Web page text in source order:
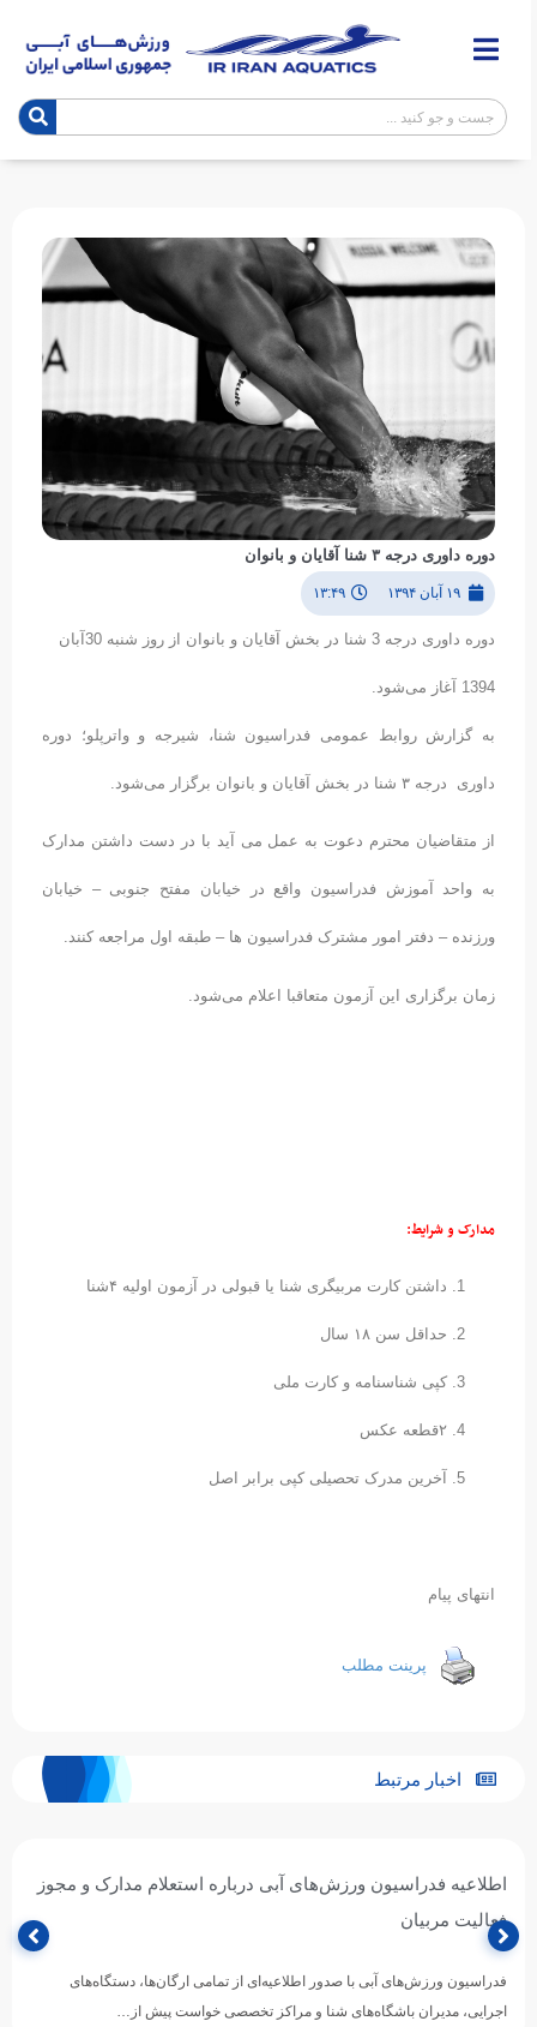
دوره داوری درجه ۳ شنا آقایان و بانوان
۱۹ آبان ۱۳۹۴ ۱۳:۴۹
دوره داوری درجه 3 شنا در بخش آقایان و بانوان از روز شنبه 30آبان
1394 آغاز می‌شود.
به گزارش روابط عمومی فدراسیون شنا، شیرجه و واترپلو؛ دوره
داوری درجه ۳ شنا در بخش آقایان و بانوان برگزار می‌شود.
از متقاضیان محترم دعوت به عمل می آید با در دست داشتن مدارک
به واحد آموزش فدراسیون واقع در خیابان مفتح جنوبی – خیابان
ورزنده – دفتر امور مشترک فدراسیون ها – طبقه اول مراجعه کنند.
زمان برگزاری این آزمون متعاقبا اعلام می‌شود.
مدارک و شرایط:
داشتن کارت مربیگری شنا یا قبولی در آزمون اولیه ۴شنا
حداقل سن ۱۸ سال
کپی شناسنامه و کارت ملی
۲قطعه عکس
آخرین مدرک تحصیلی کپی برابر اصل
انتهای پیام
پرینت مطلب
اخبار مرتبط
اطلاعیه فدراسیون ورزش‌های آبی درباره استعلام مدارک و مجوز
فعالیت مربیان
فدراسیون ورزش‌های آبی با صدور اطلاعیه‌ای از تمامی ارگان‌ها، دستگاه‌های
اجرایی، مدیران باشگاه‌های شنا و مراکز تخصصی خواست پیش از…